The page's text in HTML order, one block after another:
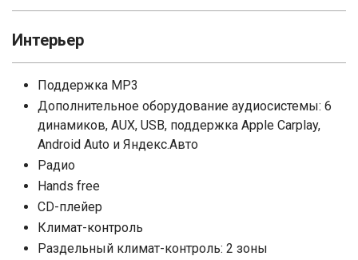
Интерьер
Поддержка MP3
Дополнительное оборудование аудиосистемы: 6
динамиков, AUX, USB, поддержка Apple Carplay,
Android Auto и Яндекс.Авто
Радио
Hands free
CD-плейер
Климат-контроль
Раздельный климат-контроль: 2 зоны